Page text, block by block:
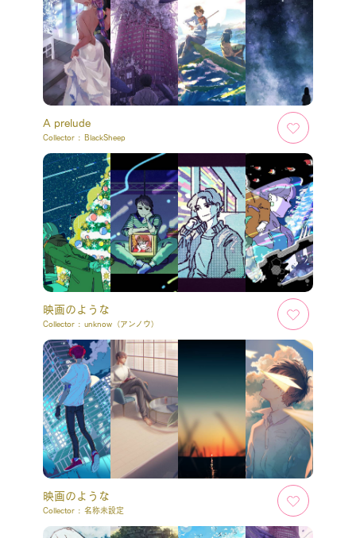
A prelude
Collector : BlackSheep
映画のような
Collector : unknow（アンノウ）
映画のような
Collector : 名称未設定